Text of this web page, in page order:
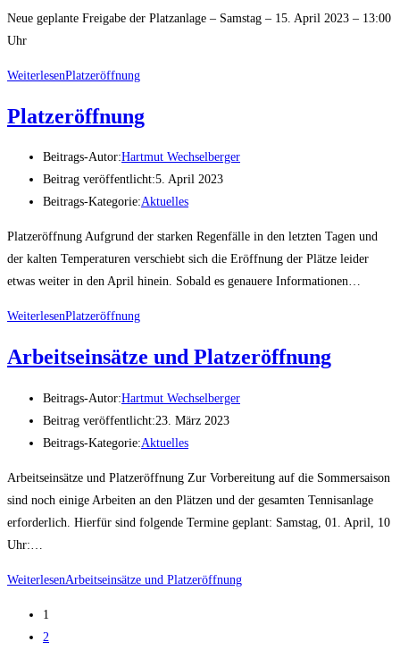
Neue geplante Freigabe der Platzanlage – Samstag – 15. April 2023 – 13:00
Uhr
WeiterlesenPlatzeröffnung
Platzeröffnung
Beitrags-Autor:Hartmut Wechselberger
Beitrag veröffentlicht:5. April 2023
Beitrags-Kategorie:Aktuelles
Platzeröffnung Aufgrund der starken Regenfälle in den letzten Tagen und
der kalten Temperaturen verschiebt sich die Eröffnung der Plätze leider
etwas weiter in den April hinein. Sobald es genauere Informationen…
WeiterlesenPlatzeröffnung
Arbeitseinsätze und Platzeröffnung
Beitrags-Autor:Hartmut Wechselberger
Beitrag veröffentlicht:23. März 2023
Beitrags-Kategorie:Aktuelles
Arbeitseinsätze und Platzeröffnung Zur Vorbereitung auf die Sommersaison
sind noch einige Arbeiten an den Plätzen und der gesamten Tennisanlage
erforderlich. Hierfür sind folgende Termine geplant: Samstag, 01. April, 10
Uhr:…
WeiterlesenArbeitseinsätze und Platzeröffnung
1
2